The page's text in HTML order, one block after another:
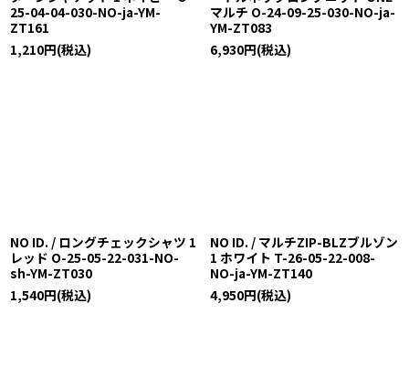
25-04-04-030-NO-ja-YM-
ZT161
1,210円(税込)
マルチ O-24-09-25-030-NO-ja-
YM-ZT083
6,930円(税込)
NO ID. / ロングチェックシャツ 1
レッド O-25-05-22-031-NO-
sh-YM-ZT030
1,540円(税込)
NO ID. / マルチZIP-BLZブルゾン
1 ホワイト T-26-05-22-008-
NO-ja-YM-ZT140
4,950円(税込)